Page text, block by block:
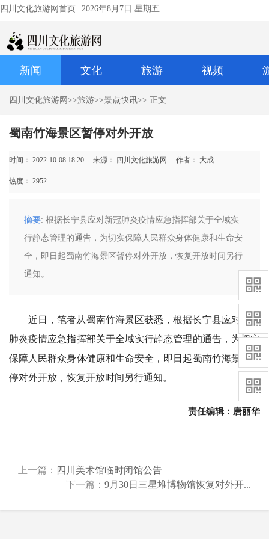
四川文化旅游网首页 2026年8月7日 星期五
新闻 文化 旅游 视频
四川文化旅游网 >>旅游>>景点快讯>> 正文
蜀南竹海景区暂停对外开放
时间： 2022-10-08 18:20 来源： 四川文化旅游网 作者： 大成
热度： 2952
摘要: 根据长宁县应对新冠肺炎疫情应急指挥部关于全域实
行静态管理的通告，为切实保障人民群众身体健康和生命安
全，即日起蜀南竹海景区暂停对外开放，恢复开放时间另行
通知。
近日，笔者从蜀南竹海景区获悉，根据长宁县应对新冠
肺炎疫情应急指挥部关于全域实行静态管理的通告，为切实
保障人民群众身体健康和生命安全，即日起蜀南竹海景区暂
停对外开放，恢复开放时间另行通知。
责任编辑：唐丽华
上一篇： 四川美术馆临时闭馆公告
下一篇： 9月30日三星堆博物馆恢复对外开...